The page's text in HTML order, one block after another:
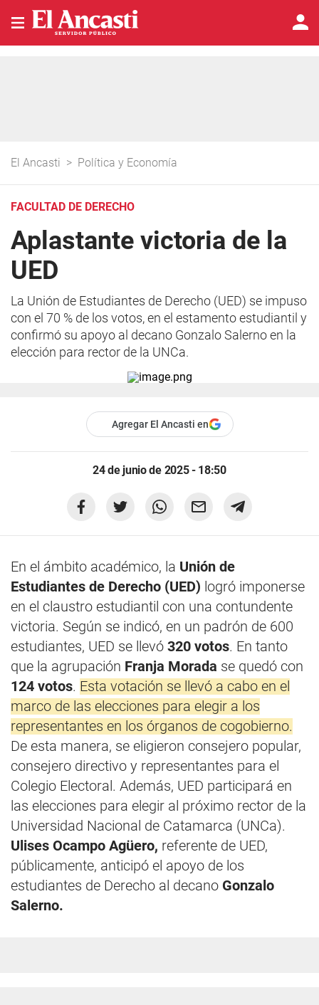
El Ancasti > Política y Economía
FACULTAD DE DERECHO
Aplastante victoria de la
UED
La Unión de Estudiantes de Derecho (UED) se impuso
con el 70 % de los votos, en el estamento estudiantil y
confirmó su apoyo al decano Gonzalo Salerno en la
elección para rector de la UNCa.
Agregar El Ancasti en
24 de junio de 2025 - 18:50
En el ámbito académico, la Unión de
Estudiantes de Derecho (UED) logró imponerse
en el claustro estudiantil con una contundente
victoria. Según se indicó, en un padrón de 600
estudiantes, UED se llevó 320 votos. En tanto
que la agrupación Franja Morada se quedó con
124 votos. Esta votación se llevó a cabo en el
marco de las elecciones para elegir a los
representantes en los órganos de cogobierno.
De esta manera, se eligieron consejero popular,
consejero directivo y representantes para el
Colegio Electoral. Además, UED participará en
las elecciones para elegir al próximo rector de la
Universidad Nacional de Catamarca (UNCa).
Ulises Ocampo Agüero, referente de UED,
públicamente, anticipó el apoyo de los
estudiantes de Derecho al decano Gonzalo
Salerno.